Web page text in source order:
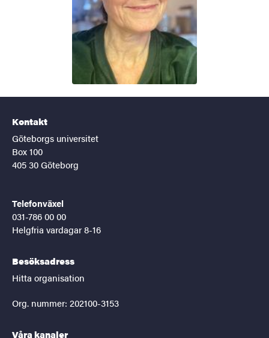
Kontakt
Göteborgs universitet
Box 100
405 30 Göteborg
Telefonväxel
031-786 00 00
Helgfria vardagar 8-16
Besöksadress
Hitta organisation
Org. nummer: 202100-3153
Våra kanaler